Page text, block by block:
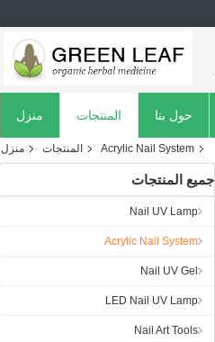
منزل المنتجات حول بنا
منزل المنتجات Acrylic Nail System
جميع المنتجات
Nail UV Lamp
Acrylic Nail System
Nail UV Gel
LED Nail UV Lamp
Nail Art Tools